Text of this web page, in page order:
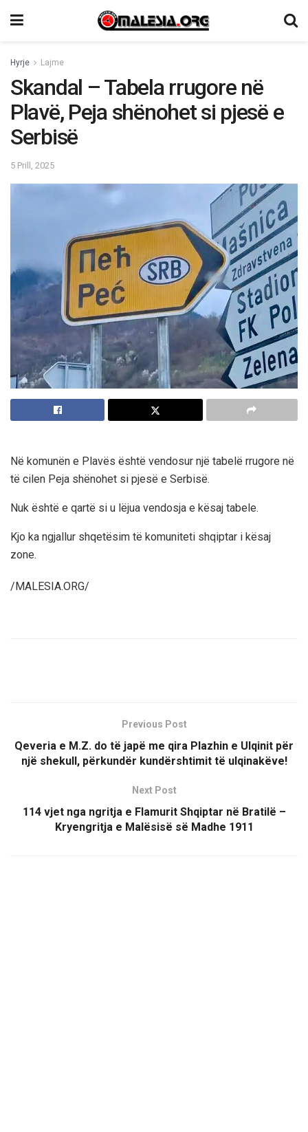
Hyrje Lajme
Skandal – Tabela rrugore në
Plavë, Peja shënohet si pjesë e
Serbisë
5 Prill, 2025
Në komunën e Plavës është vendosur një tabelë rrugore në
të cilen Peja shënohet si pjesë e Serbisë.
Nuk është e qartë si u lëjua vendosja e kësaj tabele.
Kjo ka ngjallur shqetësim të komuniteti shqiptar i kësaj
zone.
/MALESIA.ORG/
Previous Post
Qeveria e M.Z. do të japë me qira Plazhin e Ulqinit për
një shekull, përkundër kundërshtimit të ulqinakëve!
Next Post
114 vjet nga ngritja e Flamurit Shqiptar në Bratilë –
Kryengritja e Malësisë së Madhe 1911